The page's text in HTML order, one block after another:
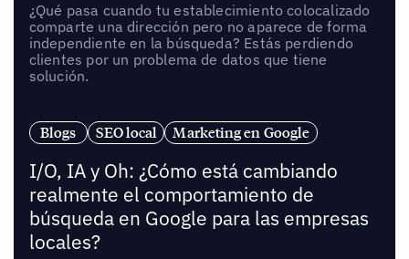
¿Qué pasa cuando tu establecimiento colocalizado
comparte una dirección pero no aparece de forma
independiente en la búsqueda? Estás perdiendo
clientes por un problema de datos que tiene
solución.
Blogs SEO local Marketing en Google
I/O, IA y Oh: ¿Cómo está cambiando
realmente el comportamiento de
búsqueda en Google para las empresas
locales?